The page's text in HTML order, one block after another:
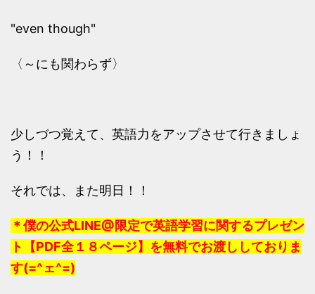
"even though"
〈～にも関わらず〉
少しづつ覚えて、英語力をアップさせて行きましょ
う！！
それでは、また明日！！
＊僕の公式LINE@限定で英語学習に関するプレゼン
ト【PDF全１８ページ】を無料でお渡ししておりま
す(=^ェ^=)